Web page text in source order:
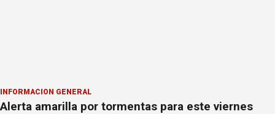
INFORMACION GENERAL
Alerta amarilla por tormentas para este viernes